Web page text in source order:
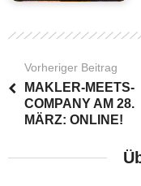
Vorheriger Beitrag
MAKLER-MEETS-
COMPANY AM 28.
MÄRZ: ONLINE!